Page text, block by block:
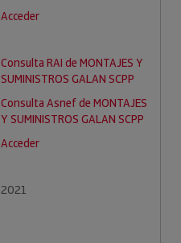
Acceder
Consulta RAI de MONTAJES Y
SUMINISTROS GALAN SCPP
Consulta Asnef de MONTAJES
Y SUMINISTROS GALAN SCPP
Acceder
2021